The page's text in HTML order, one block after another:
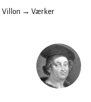
Villon → Værker